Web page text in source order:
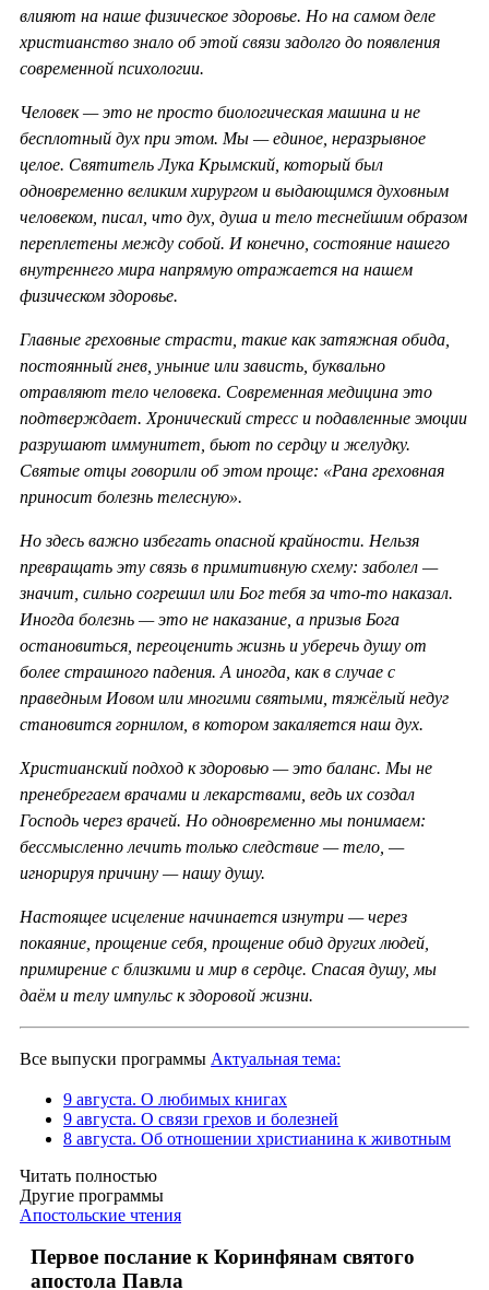
влияют на наше физическое здоровье. Но на самом деле
христианство знало об этой связи задолго до появления
современной психологии.
Человек — это не просто биологическая машина и не
бесплотный дух при этом. Мы — единое, неразрывное
целое. Святитель Лука Крымский, который был
одновременно великим хирургом и выдающимся духовным
человеком, писал, что дух, душа и тело теснейшим образом
переплетены между собой. И конечно, состояние нашего
внутреннего мира напрямую отражается на нашем
физическом здоровье.
Главные греховные страсти, такие как затяжная обида,
постоянный гнев, уныние или зависть, буквально
отравляют тело человека. Современная медицина это
подтверждает. Хронический стресс и подавленные эмоции
разрушают иммунитет, бьют по сердцу и желудку.
Святые отцы говорили об этом проще: «Рана греховная
приносит болезнь телесную».
Но здесь важно избегать опасной крайности. Нельзя
превращать эту связь в примитивную схему: заболел —
значит, сильно согрешил или Бог тебя за что-то наказал.
Иногда болезнь — это не наказание, а призыв Бога
остановиться, переоценить жизнь и уберечь душу от
более страшного падения. А иногда, как в случае с
праведным Иовом или многими святыми, тяжёлый недуг
становится горнилом, в котором закаляется наш дух.
Христианский подход к здоровью — это баланс. Мы не
пренебрегаем врачами и лекарствами, ведь их создал
Господь через врачей. Но одновременно мы понимаем:
бессмысленно лечить только следствие — тело, —
игнорируя причину — нашу душу.
Настоящее исцеление начинается изнутри — через
покаяние, прощение себя, прощение обид других людей,
примирение с близкими и мир в сердце. Спасая душу, мы
даём и телу импульс к здоровой жизни.
Все выпуски программы Актуальная тема:
9 августа. О любимых книгах
9 августа. О связи грехов и болезней
8 августа. Об отношении христианина к животным
Читать полностью
Другие программы
Апостольские чтения
Первое послание к Коринфянам святого
апостола Павла